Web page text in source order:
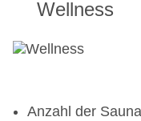
Wellness
Anzahl der